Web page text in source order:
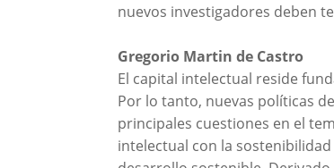
nuevos investigadores deben
Gregorio Martin de Castro
El capital intelectual reside
Por lo tanto, nuevas políticas
principales cuestiones en el
intelectual con la